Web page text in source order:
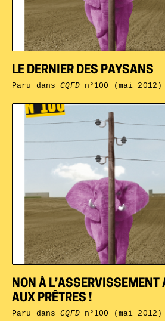
NON À L’ASSERVISSEMENT
AUX PRÊTRES !
Paru dansCQFDn°100 (mai 2012)
LE DERNIER DES PAYSANS
Paru dansCQFDn°100 (mai 2012)